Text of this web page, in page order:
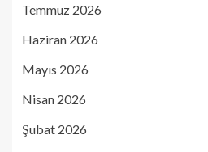
Temmuz 2026
Haziran 2026
Mayıs 2026
Nisan 2026
Şubat 2026